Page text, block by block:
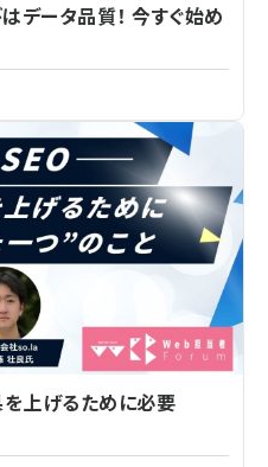
データ品質！ 今すぐ始め
を上げるために必要